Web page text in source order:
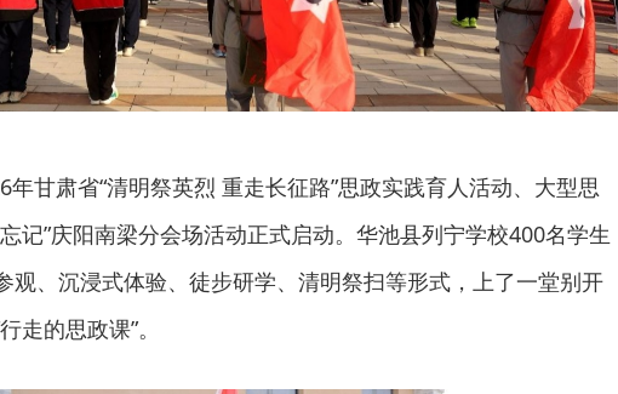
年甘肃省“清明祭英烈 重走长征路”思政实践育人活动、大型思
记”庆阳南梁分会场活动正式启动。华池县列宁学校400名学生
观、沉浸式体验、徒步研学、清明祭扫等形式，上了一堂别开
走的思政课”。